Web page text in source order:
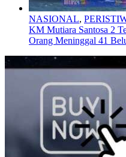
NASIONAL,
KM Mutiara Santosa 2
Orang Meninggal 41